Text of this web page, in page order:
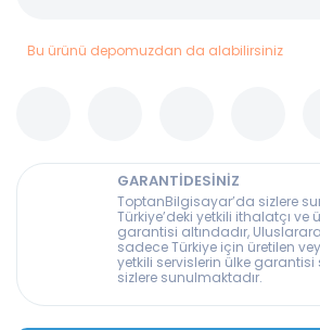
Bu ürünü depomuzdan da alabilirsiniz
GARANTİDESİNİZ
ToptanBilgisayar’da sizlere
Türkiye’deki yetkili ithalatçı ve
garantisi altındadır,
sadece Türkiye için üretilen
yetkili servislerin ülke garantisi
sizlere sunulmaktadır.